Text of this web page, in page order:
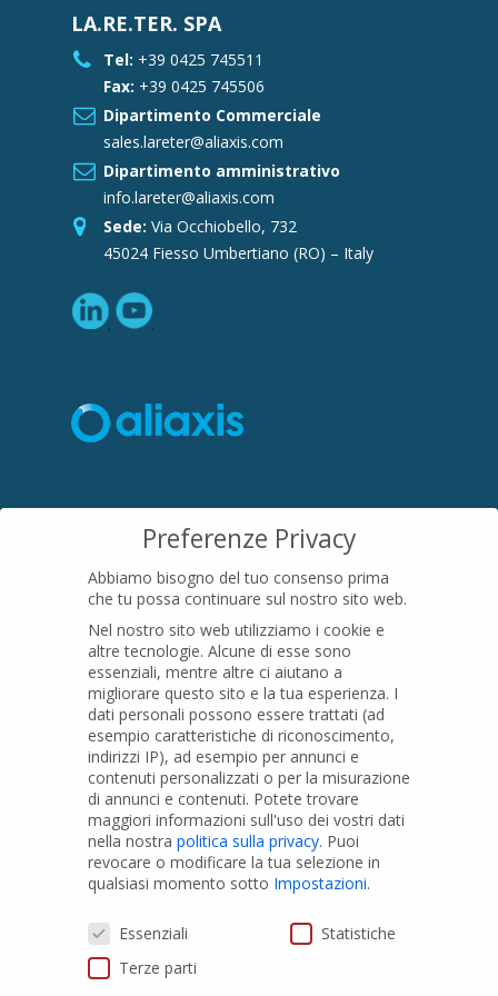
LA.RE.TER. SPA
Tel: +39 0425 745511
Fax: +39 0425 745506
Dipartimento Commerciale
sales.lareter@aliaxis.com
Dipartimento amministrativo
info.lareter@aliaxis.com
Sede: Via Occhiobello, 732
45024 Fiesso Umbertiano (RO) – Italy
16015 Casella (GE) – Italy
01079200299
PRODOTTI
Tubi PVC
Raccordi PVC
Tubi e Raccordi in PVC-A
Pozzi Artesiani
Preferenze Privacy
Abbiamo bisogno del tuo consenso prima
che tu possa continuare sul nostro sito web.
Nel nostro sito web utilizziamo i cookie e
altre tecnologie. Alcune di esse sono
essenziali, mentre altre ci aiutano a
migliorare questo sito e la tua esperienza. I
dati personali possono essere trattati (ad
esempio caratteristiche di riconoscimento,
indirizzi IP), ad esempio per annunci e
contenuti personalizzati o per la misurazione
di annunci e contenuti. Potete trovare
maggiori informazioni sull'uso dei vostri dati
nella nostra politica sulla privacy. Puoi
revocare o modificare la tua selezione in
qualsiasi momento sotto Impostazioni.
Preferenze Privacy
Essenziali
Statistiche
Terze parti